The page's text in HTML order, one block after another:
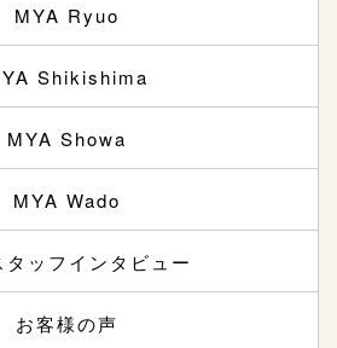
MYA Ryuo
Shikishima
MYA Showa
MYA Wado
タッフインタビュー
お客様の声